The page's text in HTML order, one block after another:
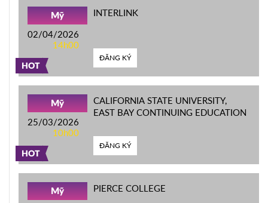
HOT
Mỹ
02/04/2026
14h00
INTERLINK
ĐĂNG KÝ
HOT
Mỹ
25/03/2026
10h00
CALIFORNIA STATE UNIVERSITY,
EAST BAY CONTINUING EDUCATION
ĐĂNG KÝ
Mỹ PIERCE COLLEGE